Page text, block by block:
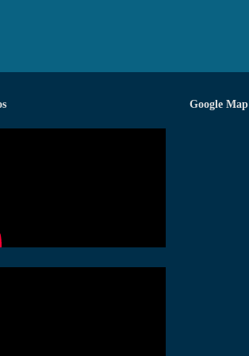
Google Map